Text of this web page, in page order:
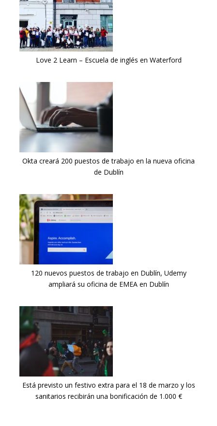
Love 2 Learn – Escuela de inglés en Waterford
Okta creará 200 puestos de trabajo en la nueva oficina
de Dublín
120 nuevos puestos de trabajo en Dublín, Udemy
ampliará su oficina de EMEA en Dublín
Está previsto un festivo extra para el 18 de marzo y los
sanitarios recibirán una bonificación de 1.000 €